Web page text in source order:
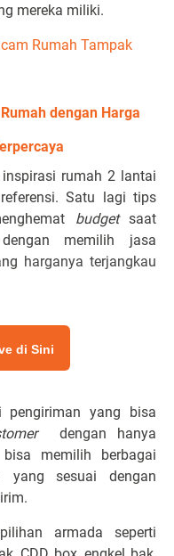
mereka miliki.
Rumah Tampak
dengan Harga
rumah 2 lantai
Satu lagi tips
budget saat
memilih jasa
harganya terjangkau
di Sini
pengiriman yang bisa
dengan hanya
memilih berbagai
yang sesuai dengan
armada seperti